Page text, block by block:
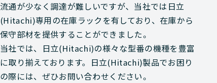
流通が少なく調達が難しいですが、当社では日立
(Hitachi)専用の在庫ラックを有しており、在庫から
保守部材を提供することができました。
当社では、日立(Hitachi)の様々な型番の機種を豊富
に取り揃えております。日立(Hitachi)製品でお困り
の際には、ぜひお問い合わせください。